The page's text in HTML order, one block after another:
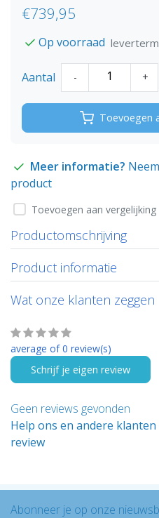
€739,95
Op voorraad
Aantal - +
Toevoegen
Meer informatie?
product
Toevoegen aan vergelijking
Productomschrijving
Product informatie
Wat onze klanten zeggen
average of 0 review(s)
Schrijf je eigen review
Geen reviews gevonden
Help ons en andere
review
Abonneer je op onze